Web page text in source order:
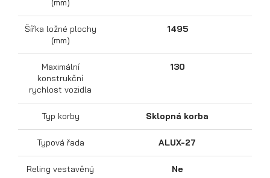
Šířka ložné plochy
(mm)
1495
Maximální
konstrukční
rychlost vozidla
130
Typ korby Sklopná korba
Typová řada ALUX-27
Reling vestavěný Ne